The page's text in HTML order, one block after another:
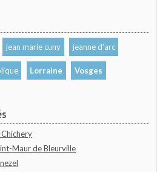
jean marie cuny jeanne d'arc
Lorraine Vosges
Maur de Bleurville